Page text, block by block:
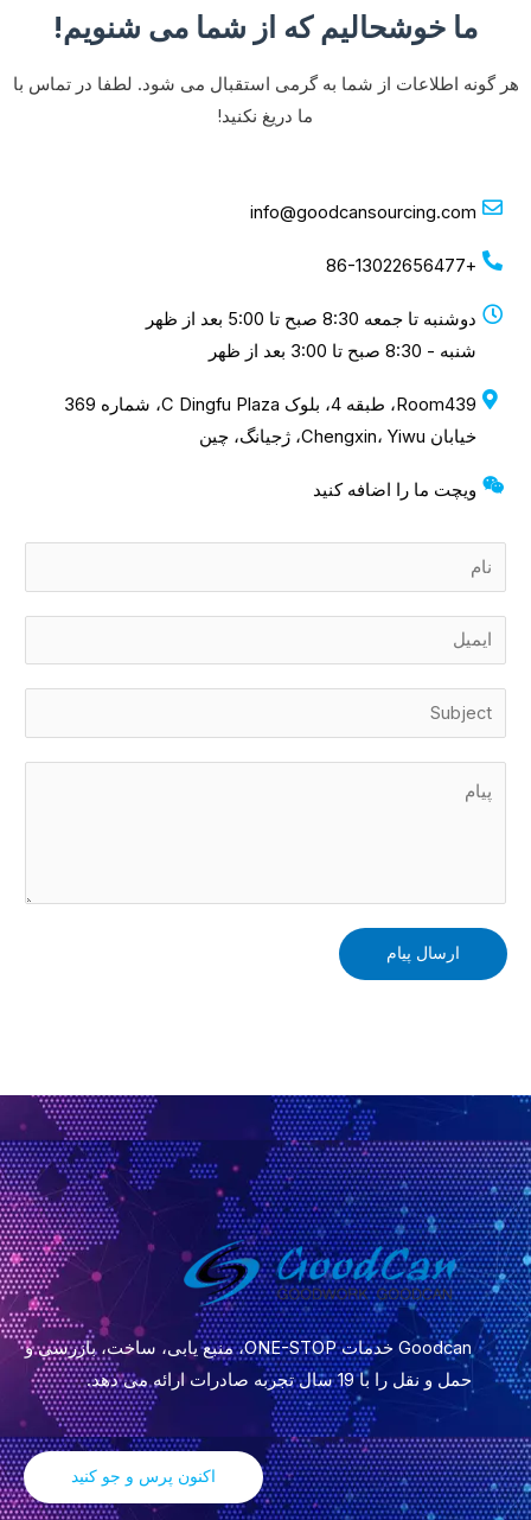
ما خوشحالیم که از شما می شنویم!
هر گونه اطلاعات از شما به گرمی استقبال می شود. لطفا در تماس با
ما دریغ نکنید!
info@goodcansourcing.com
+86-13022656477
دوشنبه تا جمعه 8:30 صبح تا 5:00 بعد از ظهر
شنبه - 8:30 صبح تا 3:00 بعد از ظهر
Room439، طبقه 4، بلوک C Dingfu Plaza، شماره 369
خیابان Chengxin، Yiwu، ژجیانگ، چین
ویچت ما را اضافه کنید
ا
م
ی
م
ل
و
ض
ا
پ
ی
ارسال پیام
Goodcan خدمات ONE-STOP، منبع یابی، ساخت، بازرسی و
حمل و نقل را با 19 سال تجربه صادرات ارائه می دهد.
اکنون پرس و جو کنید